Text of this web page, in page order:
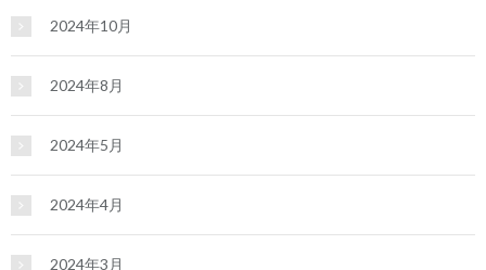
2024年10月
2024年8月
2024年5月
2024年4月
2024年3月